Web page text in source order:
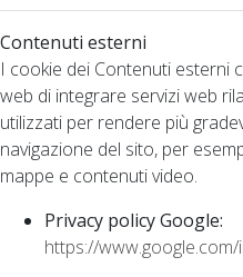
Contenuti esterni
I cookie dei Contenuti esterni
web di integrare servizi web
utilizzati per rendere più
navigazione del sito, per
mappe e contenuti video.
Privacy policy Google:
https://